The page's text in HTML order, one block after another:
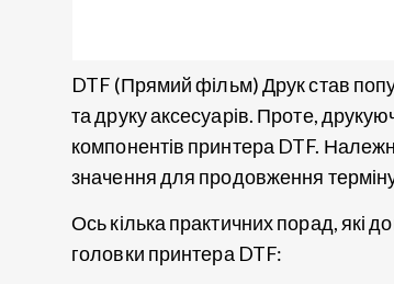
DTF (Прямий фільм) Друк став
та друку аксесуарів. Проте,
компонентів принтера DTF.
значення для продовження терміну
Ось кілька практичних порад, які
головки принтера DTF: